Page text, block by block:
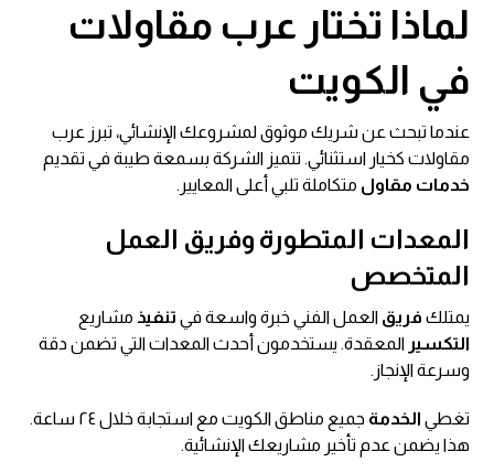
لماذا تختار عرب مقاولات
في الكويت
عندما تبحث عن شريك موثوق لمشروعك الإنشائي، تبرز عرب
مقاولات كخيار استثنائي. تتميز الشركة بسمعة طيبة في تقديم
خدمات مقاول متكاملة تلبي أعلى المعايير.
المعدات المتطورة وفريق العمل
المتخصص
يمتلك فريق العمل الفني خبرة واسعة في تنفيذ مشاريع
التكسير المعقدة. يستخدمون أحدث المعدات التي تضمن دقة
وسرعة الإنجاز.
تغطي الخدمة
جميع مناطق الكويت مع استجابة خلال ٢٤ ساعة.
هذا يضمن عدم تأخير مشاريعك الإنشائية.